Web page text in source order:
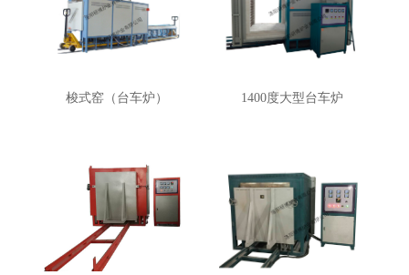
梭式窑（台车炉） 1400度大型台车炉